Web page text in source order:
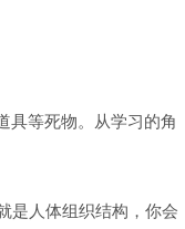
具等死物。从学习的角
是人体组织结构，你会